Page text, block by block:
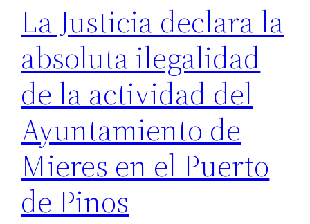
La Justicia declara la
absoluta ilegalidad
de la actividad del
Ayuntamiento de
Mieres en el Puerto
de Pinos